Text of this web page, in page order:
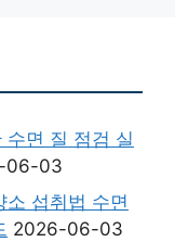
수면 질 점검 실
06-03
소 섭취법 수면
2026-06-03